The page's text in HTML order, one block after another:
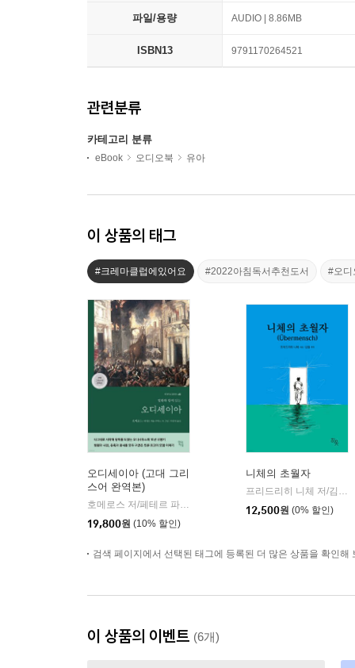
파일/용량 AUDIO | 8.86MB
ISBN13 9791170264521
관련분류
카테고리 분류
eBook 오디오북 유아
이 상품의 태그
#크레마클럽에있어요 #2022아침독서추천도서 #오디
오디세이아 (고대 그리
스어 완역본)
| 현대지성
19,800원 (10% 할인)
니체의 초월자
12,500원 (0% 할인)
검색 페이지에서 선택된 태그에 등록된 더 많은 상품을 확인해
이 상품의 이벤트 (6개)